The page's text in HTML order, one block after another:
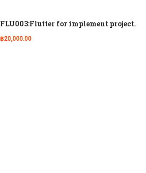
FLU003:Flutter for implement project.
฿20,000.00